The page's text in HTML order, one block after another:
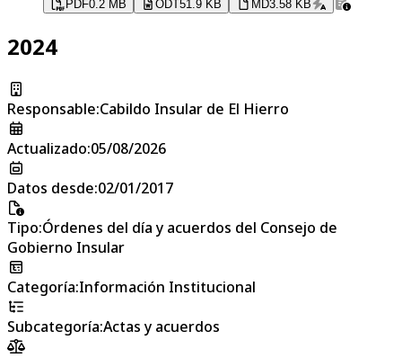
PDF0.2 MB ODT51.9 KB MD3.58 KB
2024
Responsable:Cabildo Insular de El Hierro
Actualizado:05/08/2026
Datos desde:02/01/2017
Tipo:Órdenes del día y acuerdos del Consejo de
Gobierno Insular
Categoría:Información Institucional
Subcategoría:Actas y acuerdos